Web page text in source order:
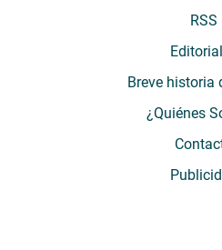
RSS
Breve historia
¿Quiénes